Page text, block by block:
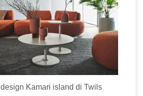
Kamari island di Twils